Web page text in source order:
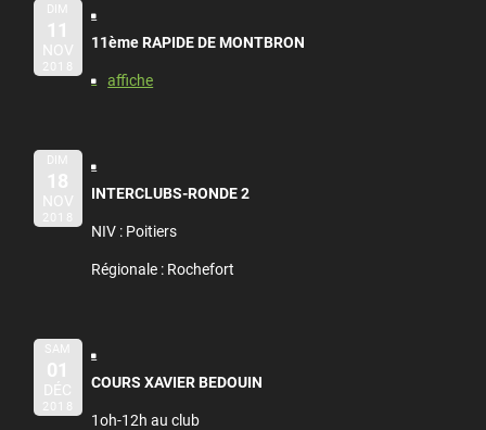
DIM
11
NOV
2018
11ème RAPIDE DE MONTBRON
affiche
DIM
18
NOV
2018
INTERCLUBS-RONDE 2
NIV : Poitiers
Régionale : Rochefort
SAM
01
DÉC
2018
COURS XAVIER BEDOUIN
1oh-12h au club